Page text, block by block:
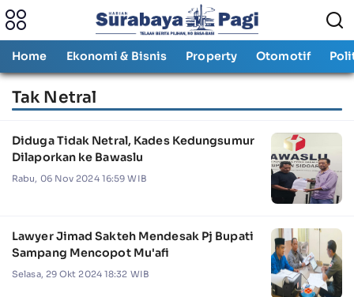
Home Ekonomi & Bisnis Property Otomotif
Tak Netral
Diduga Tidak Netral, Kades Kedungsumur
Dilaporkan ke Bawaslu
Rabu, 06 Nov 2024 16:59 WIB
Lawyer Jimad Sakteh Mendesak Pj Bupati
Sampang Mencopot Mu'afi
Selasa, 29 Okt 2024 18:32 WIB